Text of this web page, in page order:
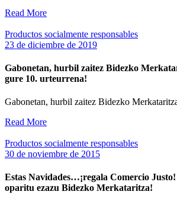
Read More
Productos socialmente responsables
23 de diciembre de 2019
Gabonetan, hurbil zaitez Bidezko
gure 10. urteurrena!
Gabonetan, hurbil zaitez Bidezko
Read More
Productos socialmente responsables
30 de noviembre de 2015
Estas Navidades…¡regala Comercio
oparitu ezazu Bidezko Merkataritza!